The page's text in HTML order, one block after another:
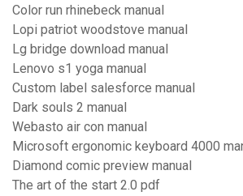
Color run rhinebeck manual
Lopi patriot woodstove manual
Lg bridge download manual
Lenovo s1 yoga manual
Custom label salesforce manual
Dark souls 2 manual
Webasto air con manual
Microsoft ergonomic keyboard 4000
Diamond comic preview manual
The art of the start 2.0 pdf